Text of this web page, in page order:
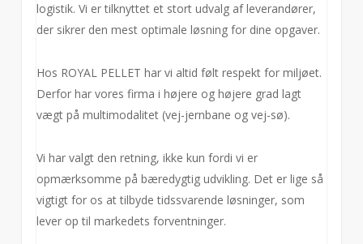
logistik. Vi er tilknyttet et stort udvalg af leverandører,
der sikrer den mest optimale løsning for dine opgaver.
Hos ROYAL PELLET har vi altid følt respekt for miljøet.
Derfor har vores firma i højere og højere grad lagt
vægt på multimodalitet (vej-jernbane og vej-sø).
Vi har valgt den retning, ikke kun fordi vi er
opmærksomme på bæredygtig udvikling. Det er lige så
vigtigt for os at tilbyde tidssvarende løsninger, som
lever op til markedets forventninger.